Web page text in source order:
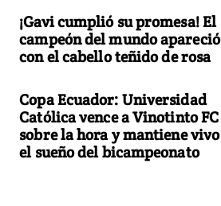
¡Gavi cumplió su promesa! El
campeón del mundo apareció
con el cabello teñido de rosa
Copa Ecuador: Universidad
Católica vence a Vinotinto FC
sobre la hora y mantiene vivo
el sueño del bicampeonato